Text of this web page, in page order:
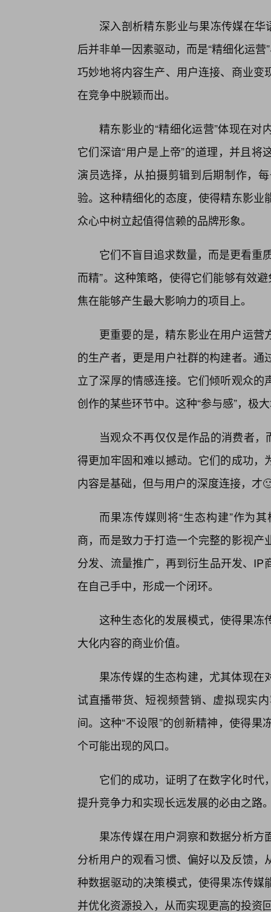
深入剖析精东影业与果冻传媒在华
后并非单一因素驱动，而是“精细化运
巧妙地将内容生产、用户连接、商业
在竞争中脱颖而出。
精东影业的“精细化运营”体现在
它们深谙“用户是上帝”的道理，并且
演员选择，从拍摄剪辑到后期制作，
验。这种精细化的态度，使得精东影
众心中树立起值得信赖的品牌形象。
它们不盲目追求数量，而是更看重
而精”。这种策略，使得它们能够有效
焦在能够产生最大影响力的项目上。
更重要的是，精东影业在用户运
的生产者，更是用户社群的构建者。
立了深厚的情感连接。它们倾听观众
创作的某些环节中。这种“参与感”，极
当观众不再仅仅是作品的消费者
得更加牢固和难以撼动。它们的成功
内容是基础，但与用户的深度连接，才
而果冻传媒则将“生态构建”作为
商，而是致力于打造一个完整的影视
分发、流量推广，再到衍生品开发、
在自己手中，形成一个闭环。
这种生态化的发展模式，使得果
大化内容的商业价值。
果冻传媒的生态构建，尤其体现
试直播带货、短视频营销、虚拟现实
间。这种“不设限”的创新精神，使得
个可能出现的风口。
它们的成功，证明了在数字化时
提升竞争力和实现长远发展的必由之路
果冻传媒在用户洞察和数据分析
分析用户的观看习惯、偏好以及反馈
种数据驱动的决策模式，使得果冻传
并优化资源投入，从而实现更高的投资